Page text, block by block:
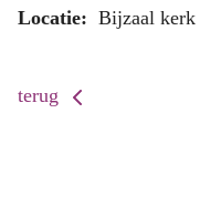
Locatie: Bijzaal kerk
terug